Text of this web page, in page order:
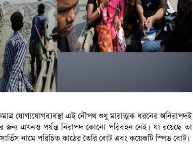
যোগাযোগব্যবস্থা এই নৌপথ শুধু মারাত্মক ধরনের অনিরাপদই
জন্য এখনও পর্যন্ত নিরাপদ কোনো পরিবহন নেই। যা রয়েছে তা
নামে পরিচিত কাঠের তৈরি বোট এবং কয়েকটি স্পিড বোট।